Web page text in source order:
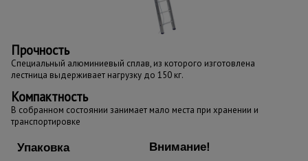
Прочность
Специальный алюминиевый сплав, из которого изготовлена
лестница выдерживает нагрузку до 150 кг.
Компактность
В собранном состоянии занимает мало места при хранении и
транспортировке
Упаковка Внимание!